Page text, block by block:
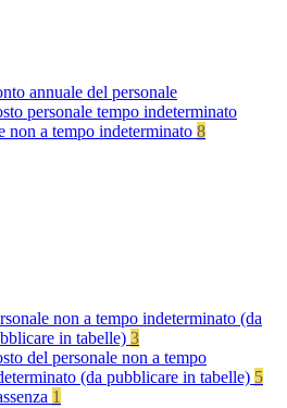
annuale del personale
personale tempo indeterminato
non a tempo indeterminato 8
non a tempo indeterminato (da
in tabelle) 3
del personale non a tempo
(da pubblicare in tabelle) 5
1